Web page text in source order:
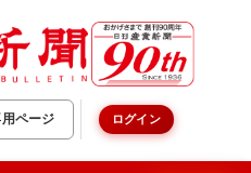
ページ ログイン